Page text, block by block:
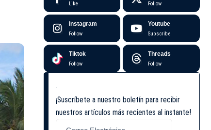
Like Follow
Instagram
Follow
Youtube
Subscribe
Tiktok
Follow
Threads
Follow
¡Suscríbete a nuestro boletín para recibir
nuestros artículos más recientes al instante!